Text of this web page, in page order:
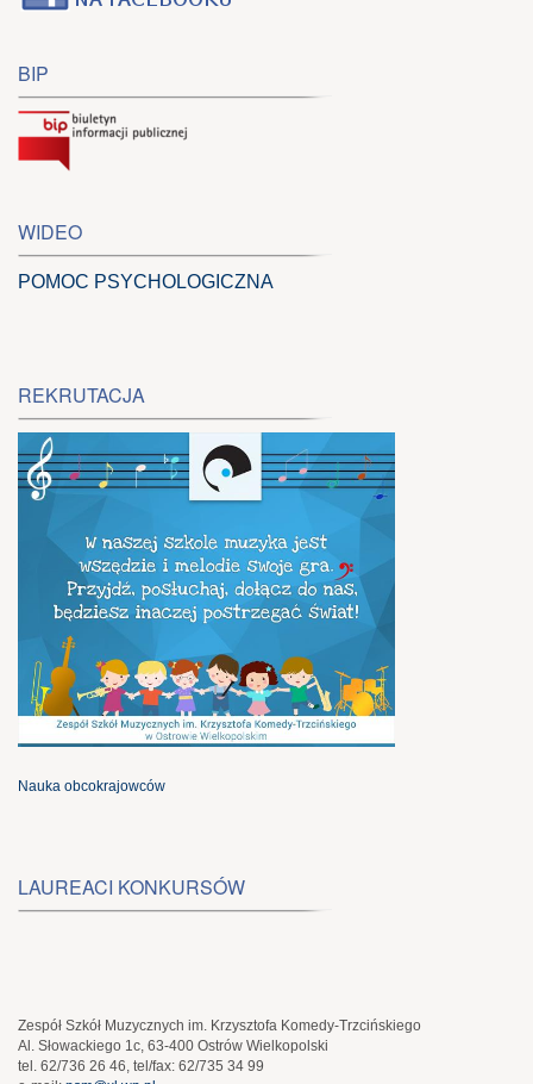
BIP
WIDEO
POMOC PSYCHOLOGICZNA
REKRUTACJA
Nauka obcokrajowców
LAUREACI KONKURSÓW
Zespół Szkół Muzycznych im. Krzysztofa Komedy-Trzcińskiego
Al. Słowackiego 1c, 63-400 Ostrów Wielkopolski
tel. 62/736 26 46, tel/fax: 62/735 34 99